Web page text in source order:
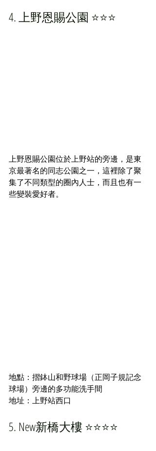
4. 上野恩賜公園 ⭐️⭐️⭐️
上野恩賜公園位於上野站的旁邊，是東
京最著名的同志公園之一，這裡除了聚
集了不同類型的圈內人士，而且也有一
些變裝愛好者。
地點：摺鉢山和野球場（正岡子規記念
球場）旁邊的多功能洗手間
地址：上野站西口
5. New新橋大樓 ⭐️⭐️⭐️⭐️